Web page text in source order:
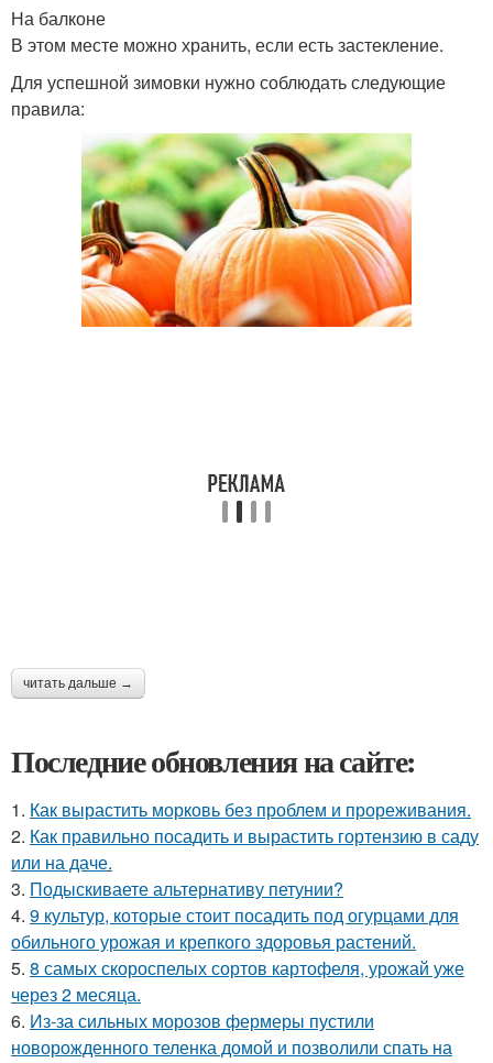
На балконе
В этом месте можно хранить, если есть застекление.
Для успешной зимовки нужно соблюдать следующие
правила:
читать дальше →
Последние обновления на сайте:
1. Как вырастить морковь без проблем и прореживания.
2. Как правильно посадить и вырастить гортензию в саду
или на даче.
3. Подыскиваете альтернативу петунии?
4. 9 культур, которые стоит посадить под огурцами для
обильного урожая и крепкого здоровья растений.
5. 8 самых скороспелых сортов картофеля, урожай уже
через 2 месяца.
6. Из-за сильных морозов фермеры пустили
новорожденного теленка домой и позволили спать на